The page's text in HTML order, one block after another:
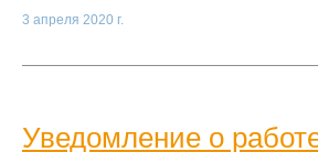
3 апреля 2020 г.
Уведомление о